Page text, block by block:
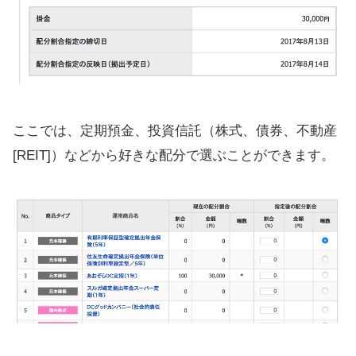
ここでは、定期預金、投資信託（株式、債券、不動産
[REIT]）などから好きな配分で選ぶことができます。